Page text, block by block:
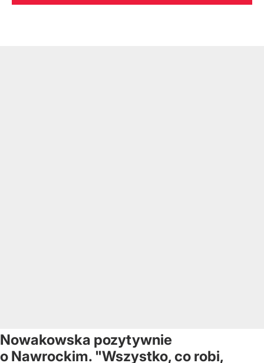
Nowakowska pozytywnie
o Nawrockim. "Wszystko, co robi,